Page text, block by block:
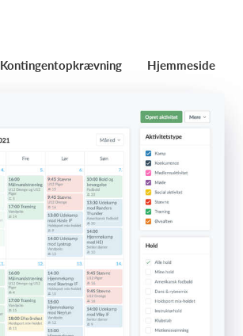
Kontingentopkrævning Hjemmeside